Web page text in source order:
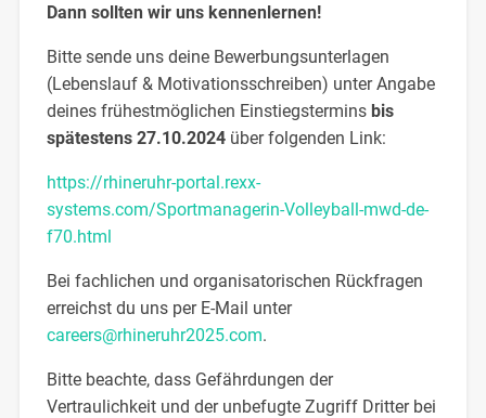
Dann sollten wir uns kennenlernen!
Bitte sende uns deine Bewerbungsunterlagen
(Lebenslauf & Motivationsschreiben) unter Angabe
deines frühestmöglichen Einstiegstermins bis
spätestens 27.10.2024über folgenden Link:
https://rhineruhr-portal.rexx-
systems.com/Sportmanagerin-Volleyball-mwd-de-
f70.html
Bei fachlichen und organisatorischen Rückfragen
erreichst du uns per E-Mail unter
careers@rhineruhr2025.com.
Bitte beachte, dass Gefährdungen der
Vertraulichkeit und der unbefugte Zugriff Dritter bei